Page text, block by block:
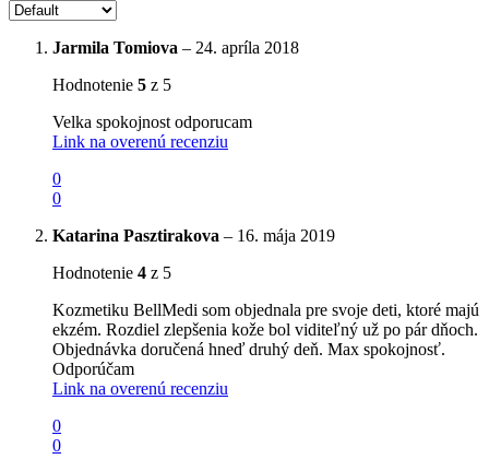
Jarmila Tomiova – 24. apríla 2018
Hodnotenie 5 z 5
Velka spokojnost odporucam
Link na overenú recenziu
0
0
Katarina Pasztirakova – 16. mája 2019
Hodnotenie 4 z 5
Kozmetiku BellMedi som objednala pre svoje deti, ktoré majú
ekzém. Rozdiel zlepšenia kože bol viditeľný už po pár dňoch.
Objednávka doručená hneď druhý deň. Max spokojnosť.
Odporúčam
Link na overenú recenziu
0
0